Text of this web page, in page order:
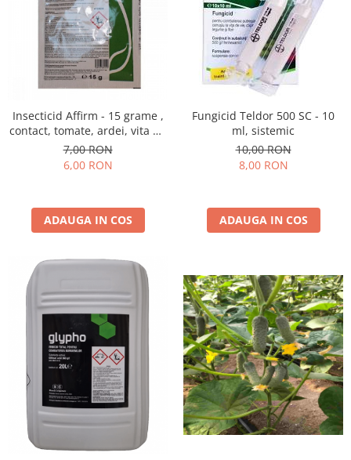
Insecticid Affirm - 15 grame ,
contact, tomate, ardei, vita de
vie, varza, mar
7,00 RON
6,00 RON
ADAUGA IN COS
Fungicid Teldor 500 SC - 10
ml, sistemic
10,00 RON
8,00 RON
ADAUGA IN COS